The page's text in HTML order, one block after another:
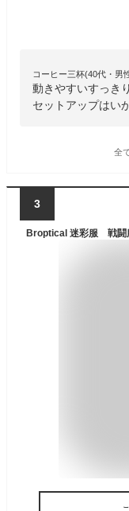
コーヒー三杯(40代・男
動きやすいすっき
セットアップはい
全
3